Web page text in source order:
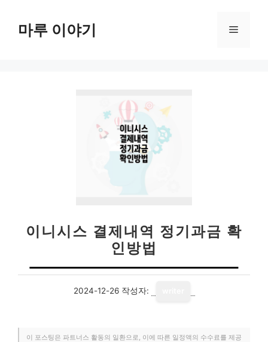
마루 이야기 메
이니시스 결제내역 정기과금 확
인방법
2024-12-26 작성자:
이 포스팅은 파트너스 활동의 일환으로, 이에 따른 일정액의 수수료를 제공